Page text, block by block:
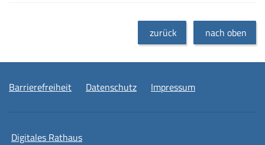
zurück nach oben
Barrierefreiheit Datenschutz Impressum
Digitales Rathaus